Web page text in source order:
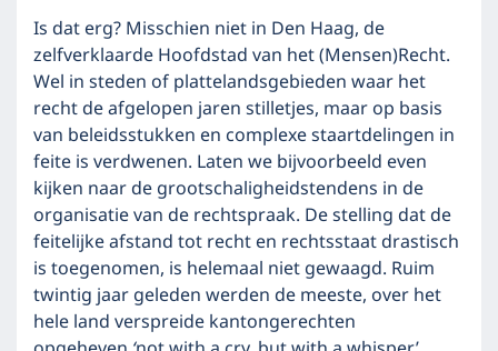
Is dat erg? Misschien niet in Den Haag, de
zelfverklaarde Hoofdstad van het (Mensen)Recht.
Wel in steden of plattelandsgebieden waar het
recht de afgelopen jaren stilletjes, maar op basis
van beleidsstukken en complexe staartdelingen in
feite is verdwenen. Laten we bijvoorbeeld even
kijken naar de grootschaligheidstendens in de
organisatie van de rechtspraak. De stelling dat de
feitelijke afstand tot recht en rechtsstaat drastisch
is toegenomen, is helemaal niet gewaagd. Ruim
twintig jaar geleden werden de meeste, over het
hele land verspreide kantongerechten